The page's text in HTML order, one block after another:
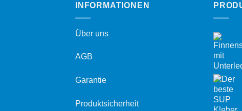
INFORMATIONEN
Über uns
AGB
Garantie
Produktsicherheit